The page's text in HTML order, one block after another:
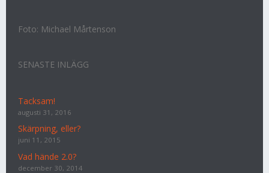
Foto: Michael Mårtenson
SENASTE INLÄGG
Tacksam!
augusti 31, 2016
Skärpning, eller?
juni 11, 2015
Vad hände 2.0?
december 30, 2014